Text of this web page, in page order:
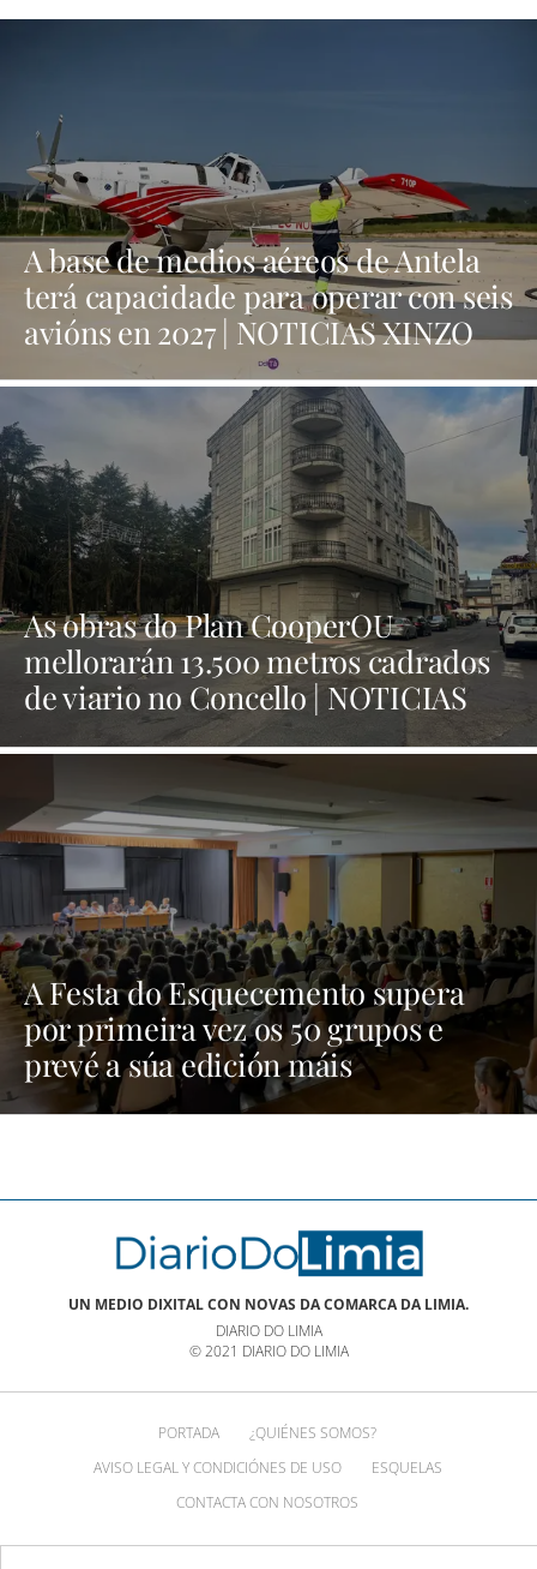
A base de medios aéreos de Antela
terá capacidade para operar con seis
avións en 2027 | NOTICIAS XINZO
As obras do Plan CooperOU
mellorarán 13.500 metros cadrados
de viario no Concello | NOTICIAS
A Festa do Esquecemento supera
por primeira vez os 50 grupos e
prevé a súa edición máis
multitudinaria | NOTICIAS XINZO
UN MEDIO DIXITAL CON NOVAS DA COMARCA DA LIMIA.
DIARIO DO LIMIA
© 2021 DIARIO DO LIMIA
PORTADA
¿QUIÉNES SOMOS?
AVISO LEGAL Y CONDICIÓNES DE USO
ESQUELAS
CONTACTA CON NOSOTROS